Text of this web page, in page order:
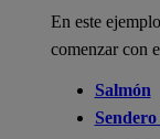
En este
comenzar con
Salmón